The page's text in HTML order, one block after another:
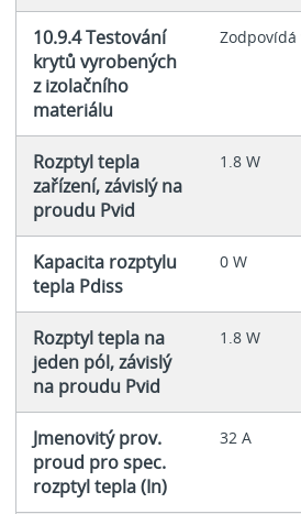
10.9.4 Testování
krytů vyrobených
z izolačního
materiálu
Zodpovídá
Rozptyl tepla
zařízení, závislý na
proudu Pvid
1.8 W
Kapacita rozptylu
tepla Pdiss
0 W
Rozptyl tepla na
jeden pól, závislý
na proudu Pvid
1.8 W
Jmenovitý prov.
proud pro spec.
rozptyl tepla (In)
32 A